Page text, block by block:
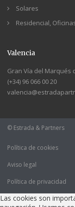
Solares
Residencial,
Valencia
Gran Vía del Marqués
(+34) 96 066 00 20
© Estrada & Partners
Política de cookies
Aviso legal
Política de privacidad
Las cookies son